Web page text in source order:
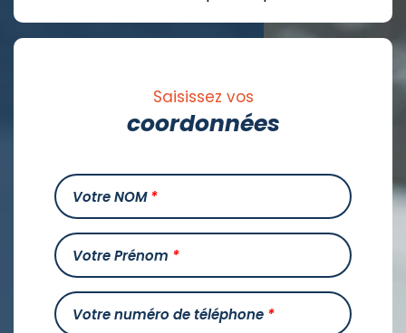
Saisissez vos
coordonnées
Votre NOM*
Votre Prénom *
Votre numéro de téléphone *